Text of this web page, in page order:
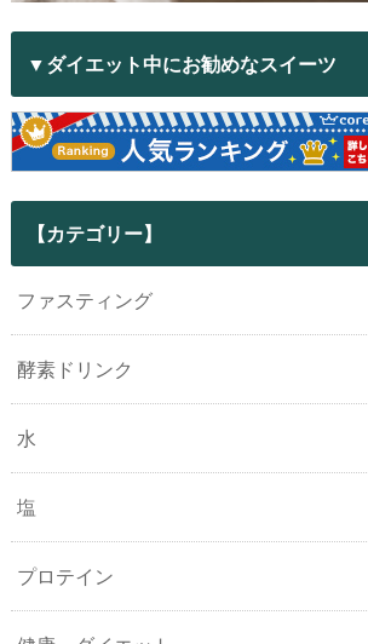
▼ダイエット中にお勧めなスイーツ
【カテゴリー】
ファスティング
酵素ドリンク
水
塩
プロテイン